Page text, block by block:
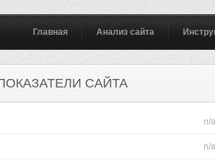
Главная Анализ сайта
САЙТА
n/a
n/a